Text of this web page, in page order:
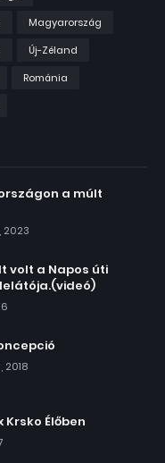
Magyarország
Új-Zéland
Románia
a múlt
2023
volt a Napos úti
2018
Krsko Élőben